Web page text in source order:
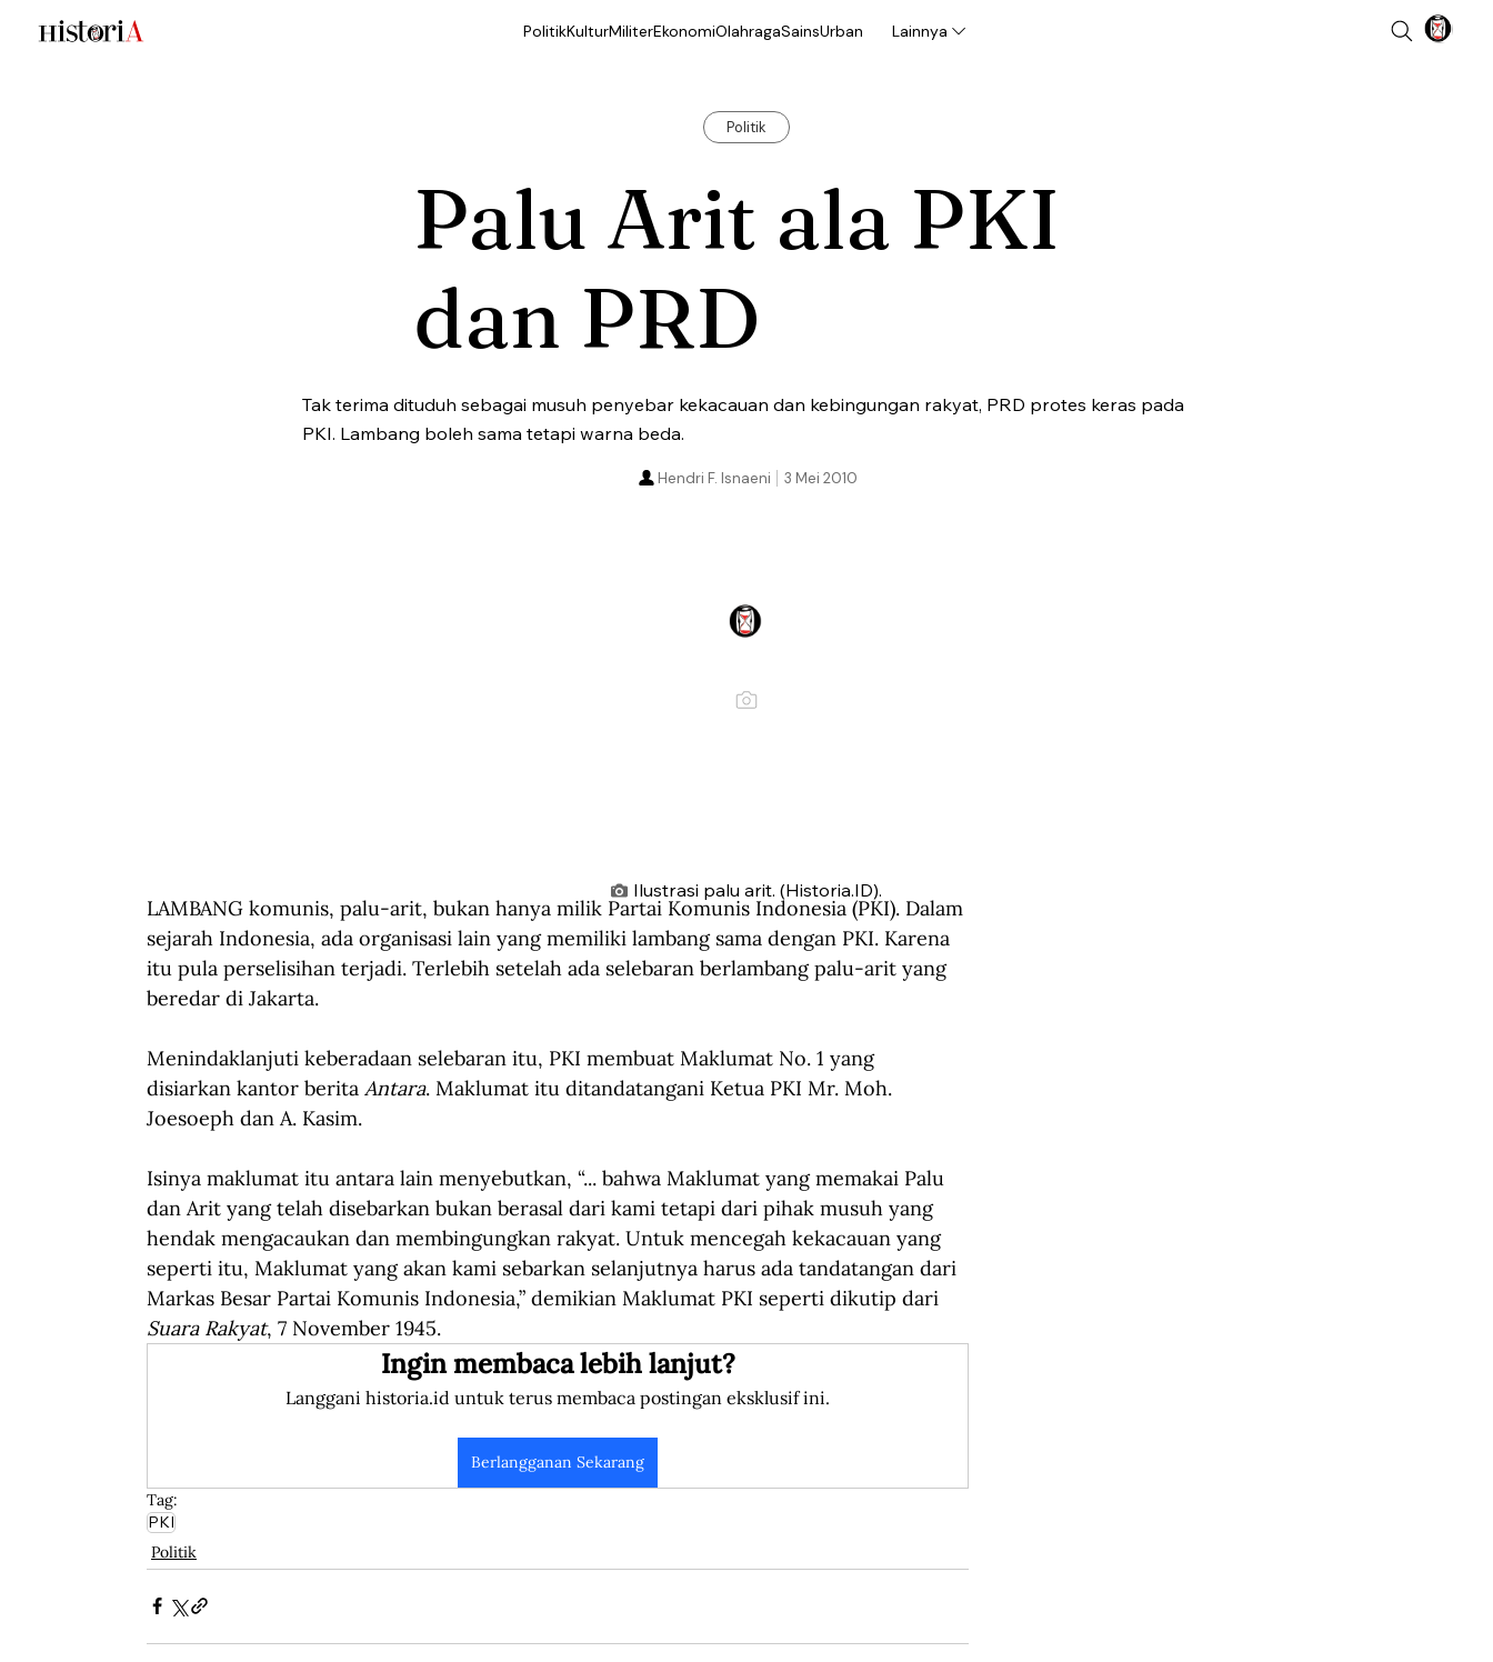
PolitikKulturMiliterEkonomiOlahragaSainsUrban Lainnya
Politik
Palu Arit ala PKI
dan PRD
Tak terima dituduh sebagai musuh penyebar kekacauan dan kebingungan rakyat, PRD protes keras pada
PKI. Lambang boleh sama tetapi warna beda.
3 Mei 2010
Hendri F. Isnaeni
Ilustrasi palu arit. (Historia.ID).
LAMBANG komunis, palu-arit, bukan hanya milik Partai Komunis Indonesia (PKI). Dalam
sejarah Indonesia, ada organisasi lain yang memiliki lambang sama dengan PKI. Karena
itu pula perselisihan terjadi. Terlebih setelah ada selebaran berlambang palu-arit yang
beredar di Jakarta.
Menindaklanjuti keberadaan selebaran itu, PKI membuat Maklumat No. 1 yang
disiarkan kantor berita Antara. Maklumat itu ditandatangani Ketua PKI Mr. Moh.
Joesoeph dan A. Kasim.
Isinya maklumat itu antara lain menyebutkan, “... bahwa Maklumat yang memakai Palu
dan Arit yang telah disebarkan bukan berasal dari kami tetapi dari pihak musuh yang
hendak mengacaukan dan membingungkan rakyat. Untuk mencegah kekacauan yang
seperti itu, Maklumat yang akan kami sebarkan selanjutnya harus ada tandatangan dari
Markas Besar Partai Komunis Indonesia,” demikian Maklumat PKI seperti dikutip dari
Suara Rakyat, 7 November 1945.
Ingin membaca lebih lanjut?
Langgani historia.id untuk terus membaca postingan eksklusif ini.
Berlangganan Sekarang
Tag:
PKI
Politik